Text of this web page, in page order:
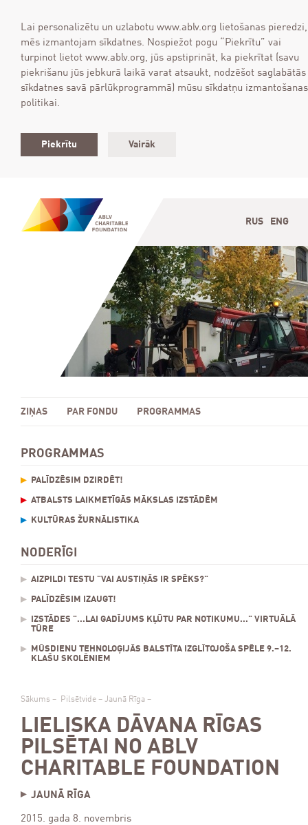
Lai personalizētu un uzlabotu www.ablv.org lietošanas pieredzi,
mēs izmantojam sīkdatnes. Nospiežot pogu “Piekrītu” vai
turpinot lietot www.ablv.org, jūs apstiprināt, ka piekrītat (savu
piekrišanu jūs jebkurā laikā varat atsaukt, nodzēšot saglabātās
sīkdatnes savā pārlūkprogrammā) mūsu sīkdatņu izmantošanas
politikai.
Piekrītu Vairāk
RUS ENG
ZIŅAS PAR FONDU PROGRAMMAS
PROGRAMMAS
PALĪDZĒSIM DZIRDĒT!
ATBALSTS LAIKMETĪGĀS MĀKSLAS IZSTĀDĒM
KULTŪRAS ŽURNĀLISTIKA
NODERĪGI
AIZPILDI TESTU "VAI AUSTIŅĀS IR SPĒKS?"
PALĪDZĒSIM IZAUGT!
IZSTĀDES "...LAI GADĪJUMS KĻŪTU PAR NOTIKUMU..." VIRTUĀLĀ
TŪRE
MŪSDIENU TEHNOLOĢIJĀS BALSTĪTA IZGLĪTOJOŠA SPĒLE 9.–12.
KLAŠU SKOLĒNIEM
Sākums – Pilsētvide – Jaunā Rīga –
LIELISKA DĀVANA RĪGAS
PILSĒTAI NO ABLV
CHARITABLE FOUNDATION
JAUNĀ RĪGA
2015. gada 8. novembris